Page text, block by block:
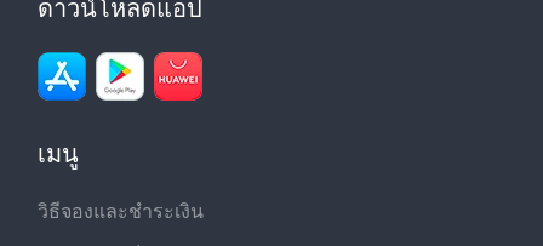
ดาวน์โหลดแอป
เมนู
วิธีจองและชำระเงิน